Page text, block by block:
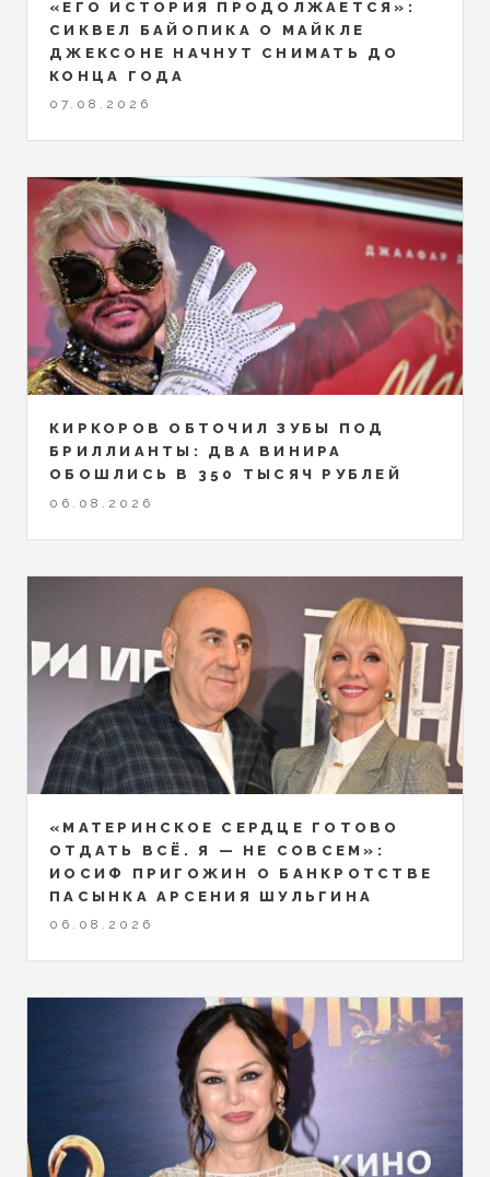
«ЕГО ИСТОРИЯ ПРОДОЛЖАЕТСЯ»:
СИКВЕЛ БАЙОПИКА О МАЙКЛЕ
ДЖЕКСОНЕ НАЧНУТ СНИМАТЬ ДО
КОНЦА ГОДА
07.08.2026
КИРКОРОВ ОБТОЧИЛ ЗУБЫ ПОД
БРИЛЛИАНТЫ: ДВА ВИНИРА
ОБОШЛИСЬ В 350 ТЫСЯЧ РУБЛЕЙ
06.08.2026
«МАТЕРИНСКОЕ СЕРДЦЕ ГОТОВО
ОТДАТЬ ВСЁ. Я — НЕ СОВСЕМ»:
ИОСИФ ПРИГОЖИН О БАНКРОТСТВЕ
ПАСЫНКА АРСЕНИЯ ШУЛЬГИНА
06.08.2026